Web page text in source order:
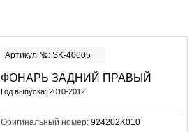
Артикул №: SK-40605
ФОНАРЬ ЗАДНИЙ ПРАВЫЙ
Год выпуска: 2010-2012
Оригинальный номер: 924202K010